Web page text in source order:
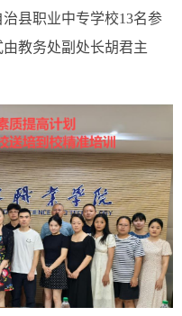
治县职业中专学校13名参
由教务处副处长胡君主